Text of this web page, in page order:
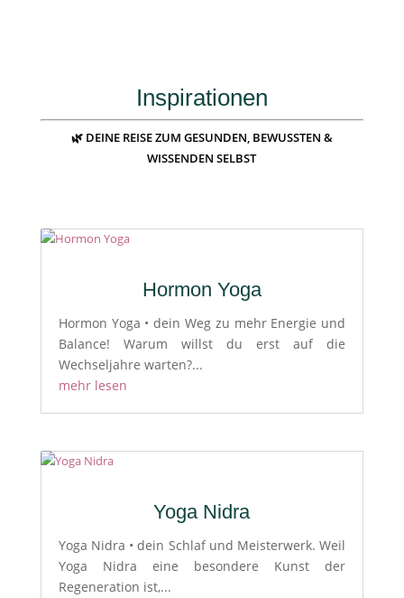
Inspirationen
🌿 DEINE REISE ZUM GESUNDEN, BEWUSSTEN &
WISSENDEN SELBST
Hormon Yoga
Hormon Yoga • dein Weg zu mehr Energie und
Balance! Warum willst du erst auf die
Wechseljahre warten?...
mehr lesen
Yoga Nidra
Yoga Nidra • dein Schlaf und Meisterwerk. Weil
Yoga Nidra eine besondere Kunst der
Regeneration ist,...